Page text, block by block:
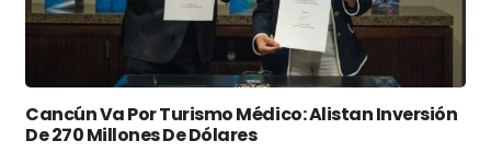
Cancún Va Por Turismo Médico: Alistan Inversión
De 270 Millones De Dólares